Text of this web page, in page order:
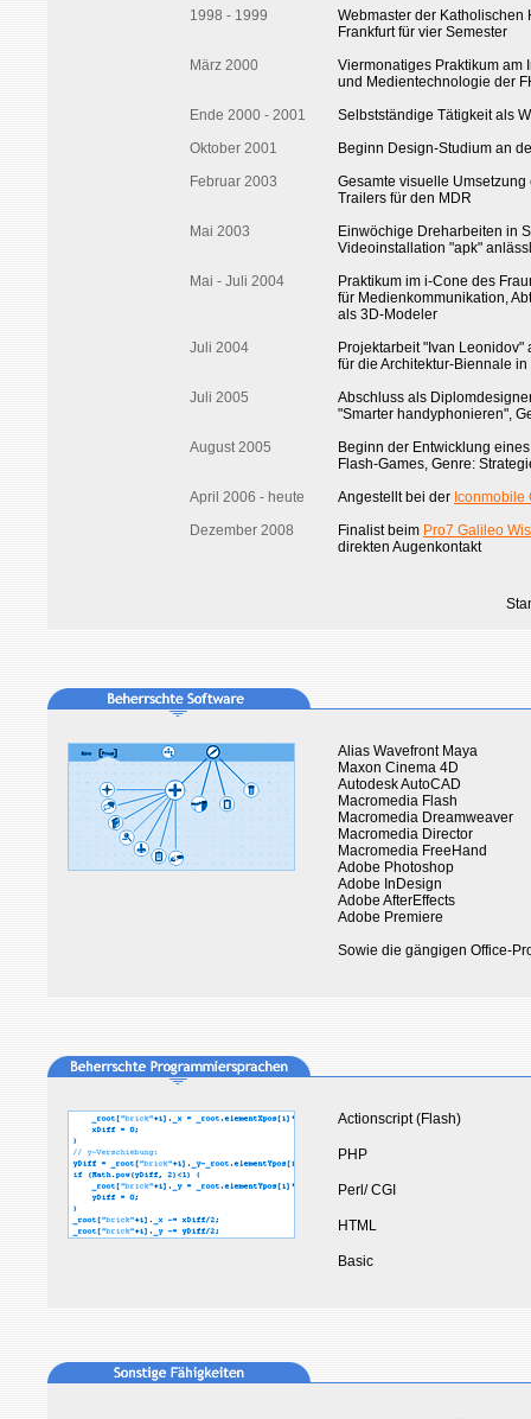
1998 - 1999
Webmaster der Katholischen
Frankfurt für vier Semester
März 2000
Viermonatiges Praktikum am
und Medientechnologie der
Ende 2000 - 2001
Selbstständige Tätigkeit als
Oktober 2001
Beginn Design-Studium an
Februar 2003
Gesamte visuelle Umsetzung
Trailers für den MDR
Mai 2003
Einwöchige Dreharbeiten in
Videoinstallation "apk"
Mai - Juli 2004
Praktikum im i-Cone des
für Medienkommunikation,
als 3D-Modeler
Juli 2004
Projektarbeit "Ivan Leonidov"
für die Architektur-Biennale in
Juli 2005
Abschluss als
"Smarter handyphonieren",
August 2005
Beginn der Entwicklung
Flash-Games, Genre:
April 2006 - heute
Angestellt bei der Iconmobile
Dezember 2008
Finalist beim Pro7 Galileo
direkten Augenkontakt
Alias Wavefront Maya
Maxon Cinema 4D
Autodesk AutoCAD
Macromedia Flash
Macromedia Dreamweaver
Macromedia Director
Macromedia FreeHand
Adobe Photoshop
Adobe InDesign
Adobe AfterEffects
Adobe Premiere
Sowie die gängigen Office-
Actionscript (Flash)
PHP
Perl/ CGI
HTML
Basic